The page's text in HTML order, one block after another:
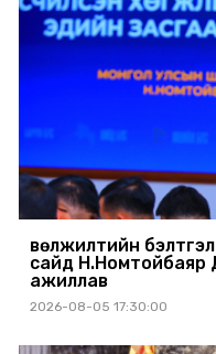
Өвөлжилтийн
сайд Н.Номтойбаяр
ажиллав
2026-08-05 17:30:00